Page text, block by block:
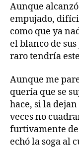
Aunque
empujado,
como que ya
el blanco de
raro tendría
Aunque me
quería que se
hace, si la dejan
veces no
furtivamente de
echó la soga al